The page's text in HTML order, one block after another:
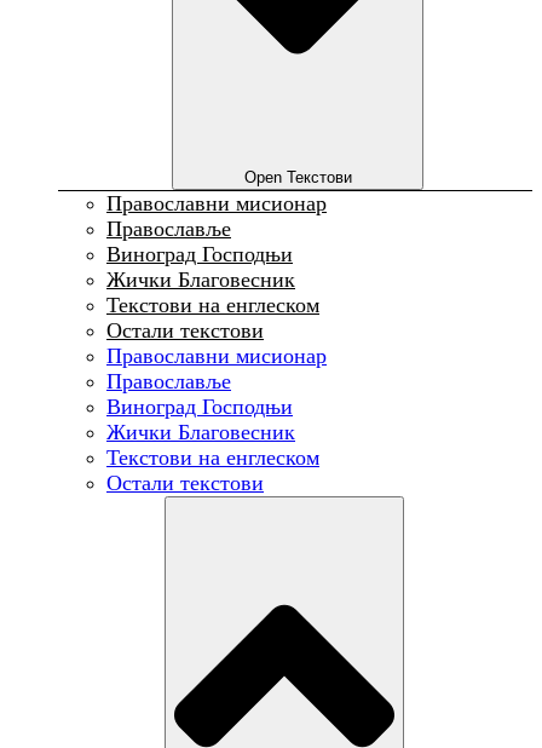
Open Текстови
Православни мисионар
Православље
Виноград Господњи
Жички Благовесник
Текстови на енглеском
Остали текстови
Православни мисионар
Православље
Виноград Господњи
Жички Благовесник
Текстови на енглеском
Остали текстови